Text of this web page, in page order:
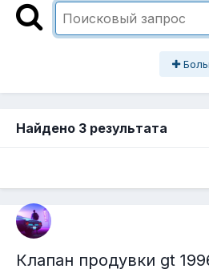
Найдено 3 результата
Клапан продувки gt